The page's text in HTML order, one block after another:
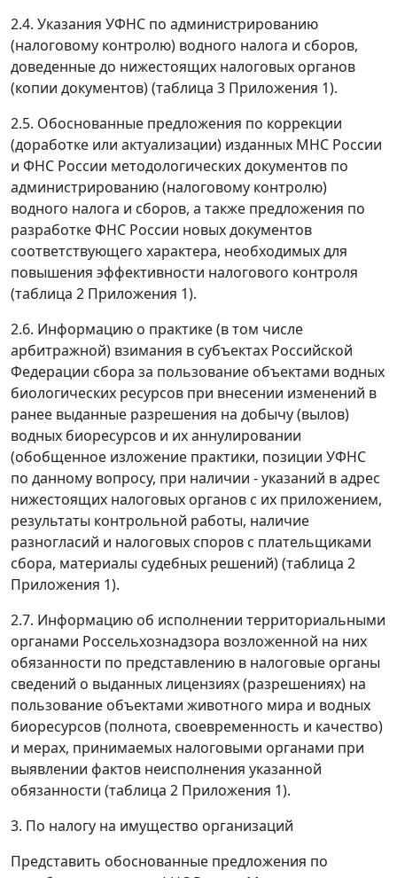
2.4. Указания УФНС по администрированию
(налоговому контролю) водного налога и сборов,
доведенные до нижестоящих налоговых органов
(копии документов) (таблица 3 Приложения 1).
2.5. Обоснованные предложения по коррекции
(доработке или актуализации) изданных МНС России
и ФНС России методологических документов по
администрированию (налоговому контролю)
водного налога и сборов, а также предложения по
разработке ФНС России новых документов
соответствующего характера, необходимых для
повышения эффективности налогового контроля
(таблица 2 Приложения 1).
2.6. Информацию о практике (в том числе
арбитражной) взимания в субъектах Российской
Федерации сбора за пользование объектами водных
биологических ресурсов при внесении изменений в
ранее выданные разрешения на добычу (вылов)
водных биоресурсов и их аннулировании
(обобщенное изложение практики, позиции УФНС
по данному вопросу, при наличии - указаний в адрес
нижестоящих налоговых органов с их приложением,
результаты контрольной работы, наличие
разногласий и налоговых споров с плательщиками
сбора, материалы судебных решений) (таблица 2
Приложения 1).
2.7. Информацию об исполнении территориальными
органами Россельхознадзора возложенной на них
обязанности по представлению в налоговые органы
сведений о выданных лицензиях (разрешениях) на
пользование объектами животного мира и водных
биоресурсов (полнота, своевременность и качество)
и мерах, принимаемых налоговыми органами при
выявлении фактов неисполнения указанной
обязанности (таблица 2 Приложения 1).
3. По налогу на имущество организаций
Представить обоснованные предложения по